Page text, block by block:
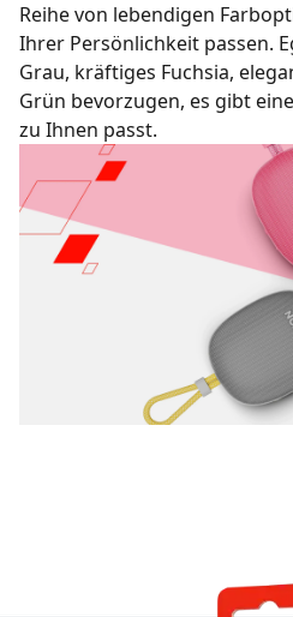
Reihe von lebendigen
Ihrer Persönlichkeit passen.
Grau, kräftiges Fuchsia,
Grün bevorzugen, es gibt
zu Ihnen passt.